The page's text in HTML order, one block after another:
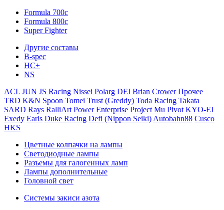
Formula 700c
Formula 800c
Super Fighter
Другие составы
B-spec
HC+
NS
ACL JUN JS Racing Nissei Polarg DEI Brian Crower Прочее
TRD K&N Spoon Tomei Trust (Greddy) Toda Racing Takata
SARD Rays RalliArt Power Enterprise Project Mu Pivot KYO-EI
Exedy Earls Duke Racing Defi (Nippon Seiki) Autobahn88 Cusco
HKS
Цветные колпачки на лампы
Светодиодные лампы
Разъемы для галогенных ламп
Лампы дополнительные
Головной свет
Системы закиси азота